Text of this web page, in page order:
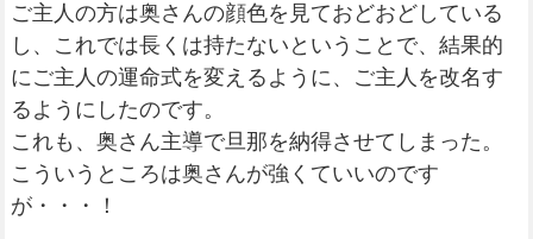
ご主人の方は奥さんの顔色を見ておどおどしている
し、これでは長くは持たないということで、結果的
にご主人の運命式を変えるように、ご主人を改名す
るようにしたのです。
これも、奥さん主導で旦那を納得させてしまった。
こういうところは奥さんが強くていいのです
が・・・！